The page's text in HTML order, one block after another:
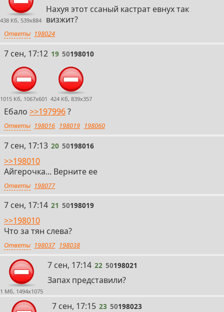
438 Кб, 539x884
Нахуя этот ссаный кастрат евнух так
визжит?
Ответы 198024
19
7 сен, 17:12 19 50198010
1015 Кб, 1067x601 424 Кб, 839x357
Ебало >>197996?
Ответы 198016 198019 198060
20
7 сен, 17:13 20 50198016
>>198010
Айгерочка... Верните ее
Ответы 198077
21
7 сен, 17:14 21 50198019
>>198010
Что за тян слева?
Ответы 198037 198038
1 Мб, 1494x1075
22
7 сен, 17:14 22 50198021
Запах представили?
23
7 сен, 17:15 23 50198023